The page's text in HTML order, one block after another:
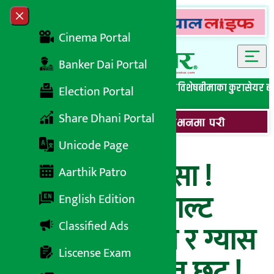
Skip to content
Close menu
Cinema Portal
Banker Dai Portal
Election Portal
Share Dhani Portal
Unicode Page
Aarthik Patro
English Edition
Classified Ads
Liscense Exam
सबै समाचारबेथिति मुर्दाबादबैंकिङ विशेष लघुवित्त विशेषबीमाका कुरासेयर
सस्तो हुने भो भान्सा !
खाद्य कम्पनी र साल्ट
ट्रेडिङबाट खाद्यान्न र ग्यास